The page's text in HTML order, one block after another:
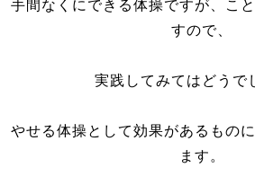
手間なくにできる体操ですが、こ
すので、
実践してみてはどうで
やせる体操として効果があるもの
ます。